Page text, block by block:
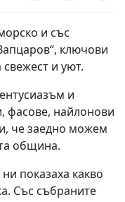
и със
ключови
и уют.
и
фасове, найлонови
че заедно можем
община.
показаха какво
Със събраните